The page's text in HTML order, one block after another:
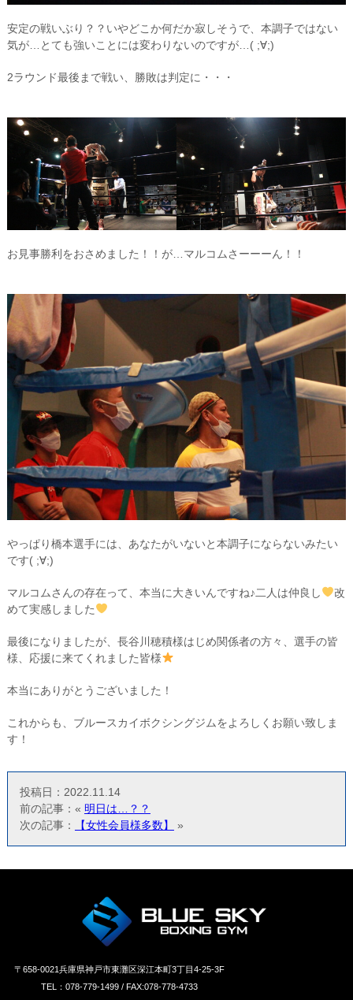
安定の戦いぶり？？いやどこか何だか寂しそうで、本調子ではない
気が…とても強いことには変わりないのですが…( ;∀;)
2ラウンド最後まで戦い、勝敗は判定に・・・
お見事勝利をおさめました！！が…マルコムさーーーん！！
やっぱり橋本選手には、あなたがいないと本調子にならないみたい
です( ;∀;)
マルコムさんの存在って、本当に大きいんですね♪二人は仲良し
改
めて実感しました
最後になりましたが、長谷川穂積様はじめ関係者の方々、選手の皆
様、応援に来てくれました皆様
本当にありがとうございました！
これからも、ブルースカイボクシングジムをよろしくお願い致しま
す！
投稿日：2022.11.14
前の記事：« 明日は…？？
次の記事：
【女性会員様多数】 »
〒658‐0021兵庫県神戸市東灘区深江本町3丁目4-25-3F
TEL：078-779-1499 / FAX:078-778-4733